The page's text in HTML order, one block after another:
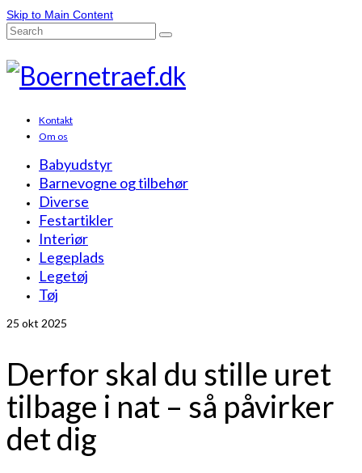
Skip to Main Content
Search
Kontakt
Om os
Babyudstyr
Barnevogne og tilbehør
Diverse
Festartikler
Interiør
Legeplads
Legetøj
Tøj
25 okt 2025
Derfor skal du stille uret
tilbage i nat – så påvirker
det dig